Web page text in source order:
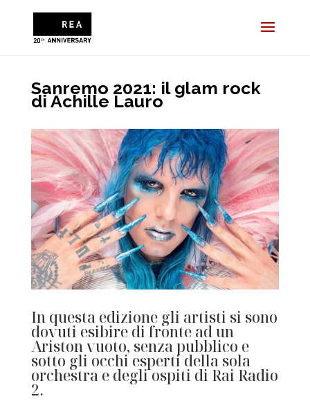
Sanremo 2021: il glam rock
di Achille Lauro
In questa edizione gli artisti si sono
dovuti esibire di fronte ad un
Ariston vuoto, senza pubblico e
sotto gli occhi esperti della sola
orchestra e degli ospiti di Rai Radio
2.